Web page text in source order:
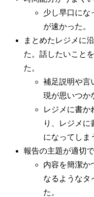
少し早口にな
が速かった。
まとめたレジメに
た。話したいこと
た。
補足説明や言
現が思いつか
レジメに書か
り、レジメに
になってしま
報告の主題が適切で
内容を簡潔か
なるようなタ
た。